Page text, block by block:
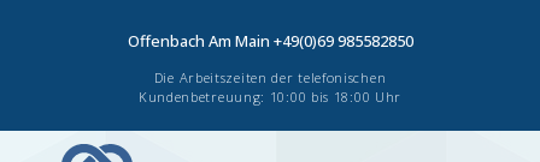
Offenbach Am Main +49(0)69 985582850
Die Arbeitszeiten der telefonischen
Kundenbetreuung: 10:00 bis 18:00 Uhr